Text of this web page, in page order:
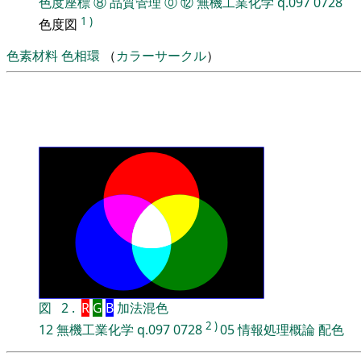
色度図 1 )
色素材料色相環 （カラーサークル）
図 2 . R G B 加法混色
12無機工業化学 q.0970728 2 )05情報処理概論配色